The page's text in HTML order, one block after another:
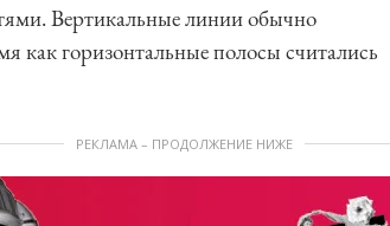
Вертикальные линии обычно
как горизонтальные полосы считались
РЕКЛАМА – ПРОДОЛЖЕНИЕ НИЖЕ